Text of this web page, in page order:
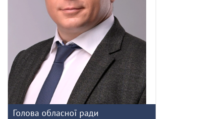
Голова обласної ради